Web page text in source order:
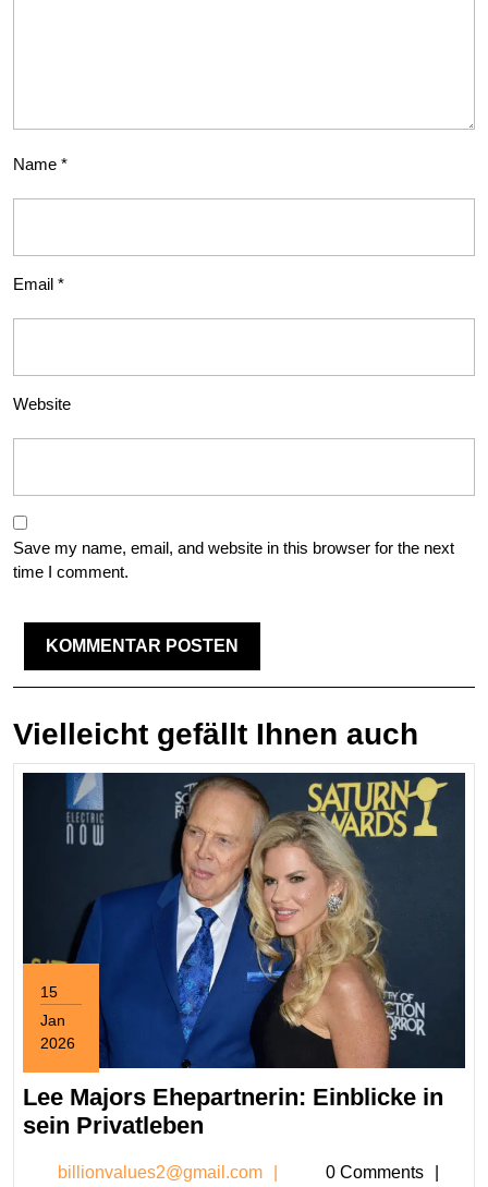
Name *
Email *
Website
Save my name, email, and website in this browser for the next
time I comment.
Vielleicht gefällt Ihnen auch
15
Jan
2026
15,
2026
Lee Majors Ehepartnerin: Einblicke in
sein Privatleben
Ehepartnerin:
billionvalues2@gmail.com 0 Comments